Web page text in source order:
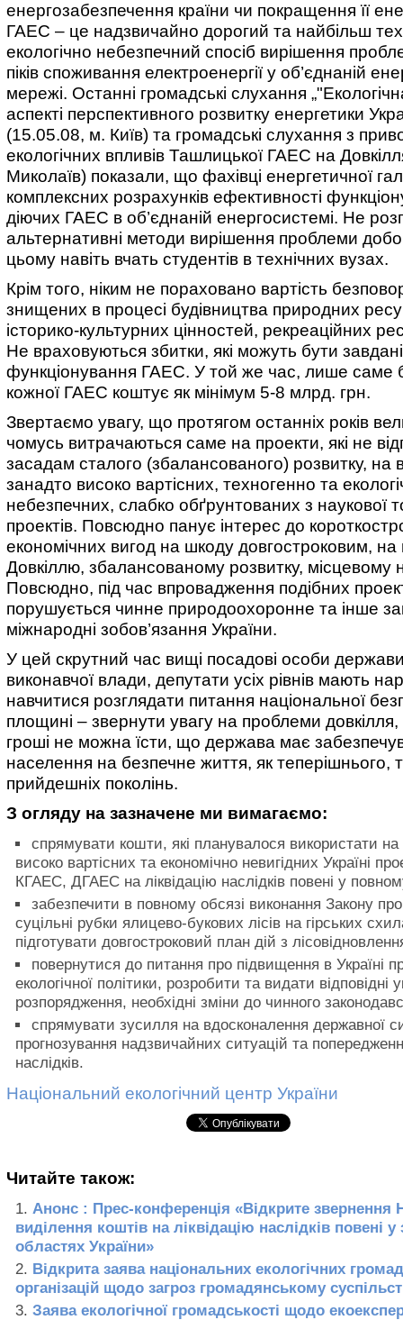
енергозабезпечення країни чи покращення її
ГАЕС – це надзвичайно дорогий та найбільш
екологічно небезпечний спосіб вирішення
піків споживання електроенергії у об’єднаній
мережі. Останні громадські слухання
аспекті перспективного розвитку енергетики
(15.05.08, м. Київ) та громадські слухання з
екологічних впливів Ташлицької ГАЕС на
Миколаїв) показали, що фахівці енергетичної
комплексних розрахунків ефективності
діючих ГАЕС в об’єднаній енергосистемі. Не
альтернативні методи вирішення проблеми
цьому навіть вчать студентів в технічних вузах.
Крім того, ніким не пораховано вартість
знищених в процесі будівництва природних
історико-культурних цінностей, рекреаційних
Не враховуються збитки, які можуть бути
функціонування ГАЕС. У той же час, лише саме
кожної ГАЕС коштує як мінімум 5-8 млрд. грн.
Звертаємо увагу, що протягом останніх років
чомусь витрачаються саме на проекти, які не
засадам сталого (збалансованого) розвитку, на
занадто високо вартісних, техногенно та
небезпечних, слабко обґрунтованих з наукової
проектів. Повсюдно панує інтерес до
економічних вигод на шкоду довгостроковим,
Довкіллю, збалансованому розвитку, місцевому
Повсюдно, під час впровадження подібних
порушується чинне природоохоронне та інше
міжнародні зобов’язання України.
У цей скрутний час вищі посадові особи
виконавчої влади, депутати усіх рівнів мають
навчитися розглядати питання національної
площині – звернути увагу на проблеми
гроші не можна їсти, що держава має
населення на безпечне життя, як теперішнього,
прийдешніх поколінь.
З огляду на зазначене ми вимагаємо:
спрямувати кошти, які планувалося використати
високо вартісних та економічно невигідних Україні
КГАЕС, ДГАЕС на ліквідацію наслідків повені у
забезпечити в повному обсязі виконання Закону
суцільні рубки ялицево-букових лісів на гірських
підготувати довгостроковий план дій з
повернутися до питання про підвищення в Україні
екологічної політики, розробити та видати відповідні
розпорядження, необхідні зміни до чинного
спрямувати зусилля на вдосконалення державної
прогнозування надзвичайних ситуацій та
наслідків.
Національний екологічний центр України
Читайте також:
Анонс : Прес-конференція «Відкрите
виділення коштів на ліквідацію наслідків повені у
областях України»
Відкрита заява національних екологічних
організацій щодо загроз громадянському
Заява екологічної громадськості щодо